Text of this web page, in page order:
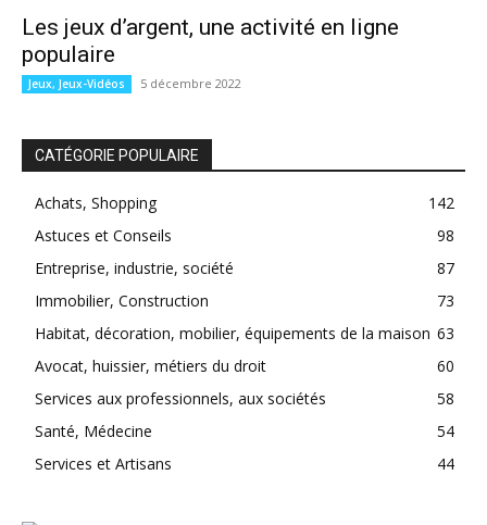
Les jeux d’argent, une activité en ligne
populaire
Jeux, Jeux-Vidéos 5 décembre 2022
CATÉGORIE POPULAIRE
Achats, Shopping
142
Astuces et Conseils
98
Entreprise, industrie, société
87
Immobilier, Construction
73
Habitat, décoration, mobilier, équipements de la maison 63
Avocat, huissier, métiers du droit
60
Services aux professionnels, aux sociétés
58
Santé, Médecine
54
Services et Artisans
44